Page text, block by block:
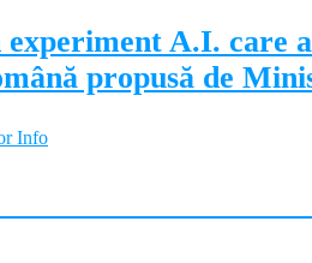
A.I. care
propusă de
Info